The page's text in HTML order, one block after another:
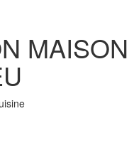
MAISON